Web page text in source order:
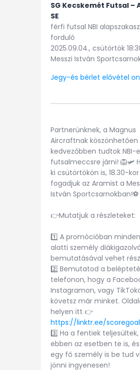
SG Kecskemét Futsal –
SE
férfi futsal NBI
forduló
2025.09.04., csütörtök
Messzi István
Jegy-és bérlet elővétel
Partnerünknek, a Magnus
Aircraftnak
kedvezőbben tudtok NBI-
futsalmeccsre járni! 🦁🛩
ki csütörtökön is, 18.30-kor
fogadjuk az Aramist a
István Sportcsarnokban!⚽
👉Mutatjuk a részleteket:
1️⃣ A promócióban
alatti személy
bemutatásával vehet
2️⃣ Bemutatod a
telefonon, hogy a
Instagramon, vagy
követsz már minket.
helyen itt 👉
https://linktr.ee/scoregoal
3️⃣ Ha a fentiek
ebben az esetben te is,
egy fő személy is be tud
jönni ingyenesen!